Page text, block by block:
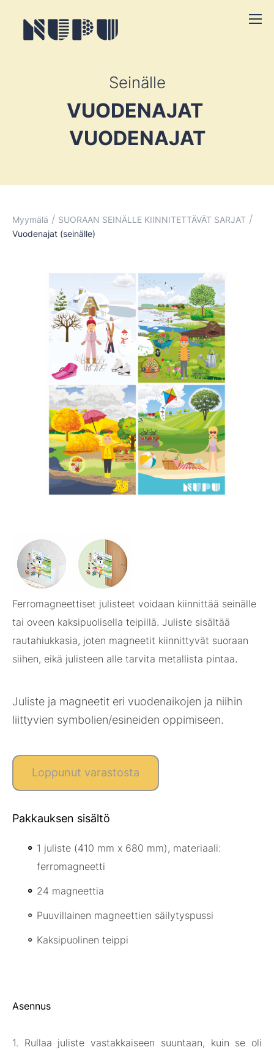
Seinälle
VUODENAJAT
VUODENAJAT
Myymälä / SUORAAN SEINÄLLE KIINNITETTÄVÄT SARJAT /
Vuodenajat (seinälle)
Ferromagneettiset julisteet voidaan kiinnittää seinälle
tai oveen kaksipuolisella teipillä. Juliste sisältää
rautahiukkasia, joten magneetit kiinnittyvät suoraan
siihen, eikä julisteen alle tarvita metallista pintaa.
Juliste ja magneetit eri vuodenaikojen ja niihin
liittyvien symbolien/esineiden oppimiseen.
Loppunut varastosta
Pakkauksen sisältö
1 juliste (410 mm x 680 mm), materiaali:
ferromagneetti
24 magneettia
Puuvillainen magneettien säilytyspussi
Kaksipuolinen teippi
Asennus
1. Rullaa juliste vastakkaiseen suuntaan, kuin se oli